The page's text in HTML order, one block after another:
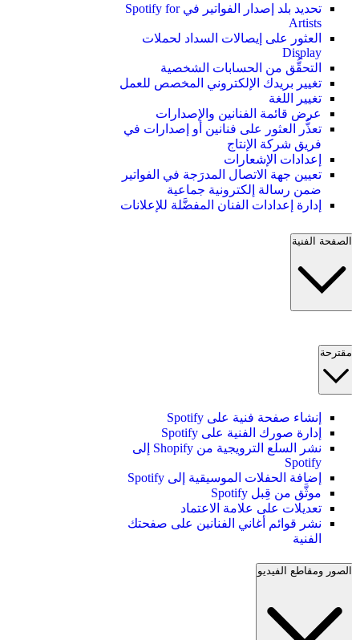
تحديد بلد إصدار الفواتير في Spotify for
Artists
العثور على إيصالات السداد لحملات
Display
التحقُّق من الحسابات الشخصية
تغيير بريدك الإلكتروني المخصص للعمل
تغيير اللغة
عرض قائمة الفنانين والإصدارات
تعذُّر العثور على فنانين أو إصدارات في
فريق شركة الإنتاج
إعدادات الإشعارات
تعيين جهة الاتصال المدرَجة في الفواتير
ضمن رسالة إلكترونية جماعية
إدارة إعدادات الفنان المفضَّلة للإعلانات
الصفحة الفنية
مقترحة
إنشاء صفحة فنية على Spotify
إدارة صورك الفنية على Spotify
نشر السلع الترويجية من Shopify إلى
Spotify
إضافة الحفلات الموسيقية إلى Spotify
موثَّق من قِبل Spotify
تعديلات على علامة الاعتماد
نشر قوائم أغاني الفنانين على صفحتك
الفنية
الصور ومقاطع الفيديو